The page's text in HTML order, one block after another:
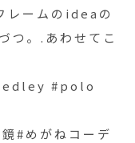
レームのideaの
つ。.あわせてこ
#polo
めがねコーデ